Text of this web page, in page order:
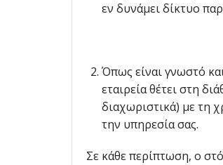
εν δυνάμει δίκτυο
Όπως είναι γνωστό
εταιρεία θέτει στη
διαχωριστικά) με τη
την υπηρεσία σας.
Σε κάθε περίπτωση, ο